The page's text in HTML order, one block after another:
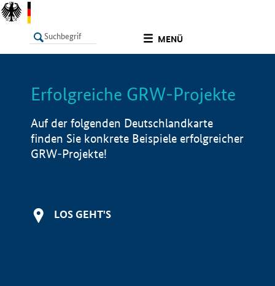
MENÜ
LISTE Info
Erfolgreiche GRW-Projekte
Auf der folgenden Deutschlandkarte
finden Sie konkrete Beispiele erfolgreicher
GRW-Projekte!
LOS GEHT'S